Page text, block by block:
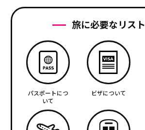
旅に必要なリスト
パスポートにつ
いて
ビザについて